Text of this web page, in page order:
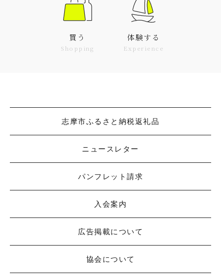
買う
Shopping
体験する
Experience
志摩市ふるさと納税返礼品
ニュースレター
パンフレット請求
入会案内
広告掲載について
協会について